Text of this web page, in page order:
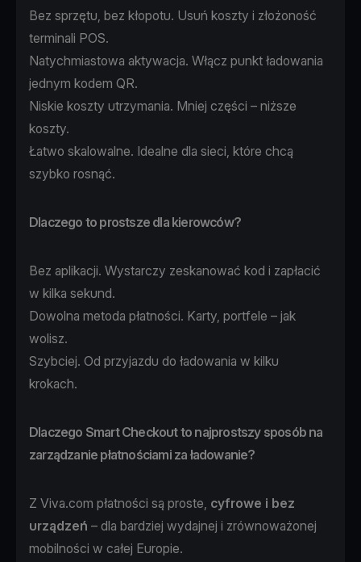
Bez sprzętu, bez kłopotu. Usuń koszty i złożoność
terminali POS.
Natychmiastowa aktywacja. Włącz punkt ładowania
jednym kodem QR.
Niskie koszty utrzymania. Mniej części – niższe
koszty.
Łatwo skalowalne. Idealne dla sieci, które chcą
szybko rosnąć.
Dlaczego to prostsze dla kierowców?
Bez aplikacji. Wystarczy zeskanować kod i zapłacić
w kilka sekund.
Dowolna metoda płatności. Karty, portfele – jak
wolisz.
Szybciej. Od przyjazdu do ładowania w kilku
krokach.
Dlaczego Smart Checkout to najprostszy sposób na
zarządzanie płatnościami za ładowanie?
Z Viva.com płatności są proste, cyfrowe i bez
urządzeń – dla bardziej wydajnej i zrównoważonej
mobilności w całej Europie.